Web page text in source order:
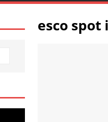
esco spot